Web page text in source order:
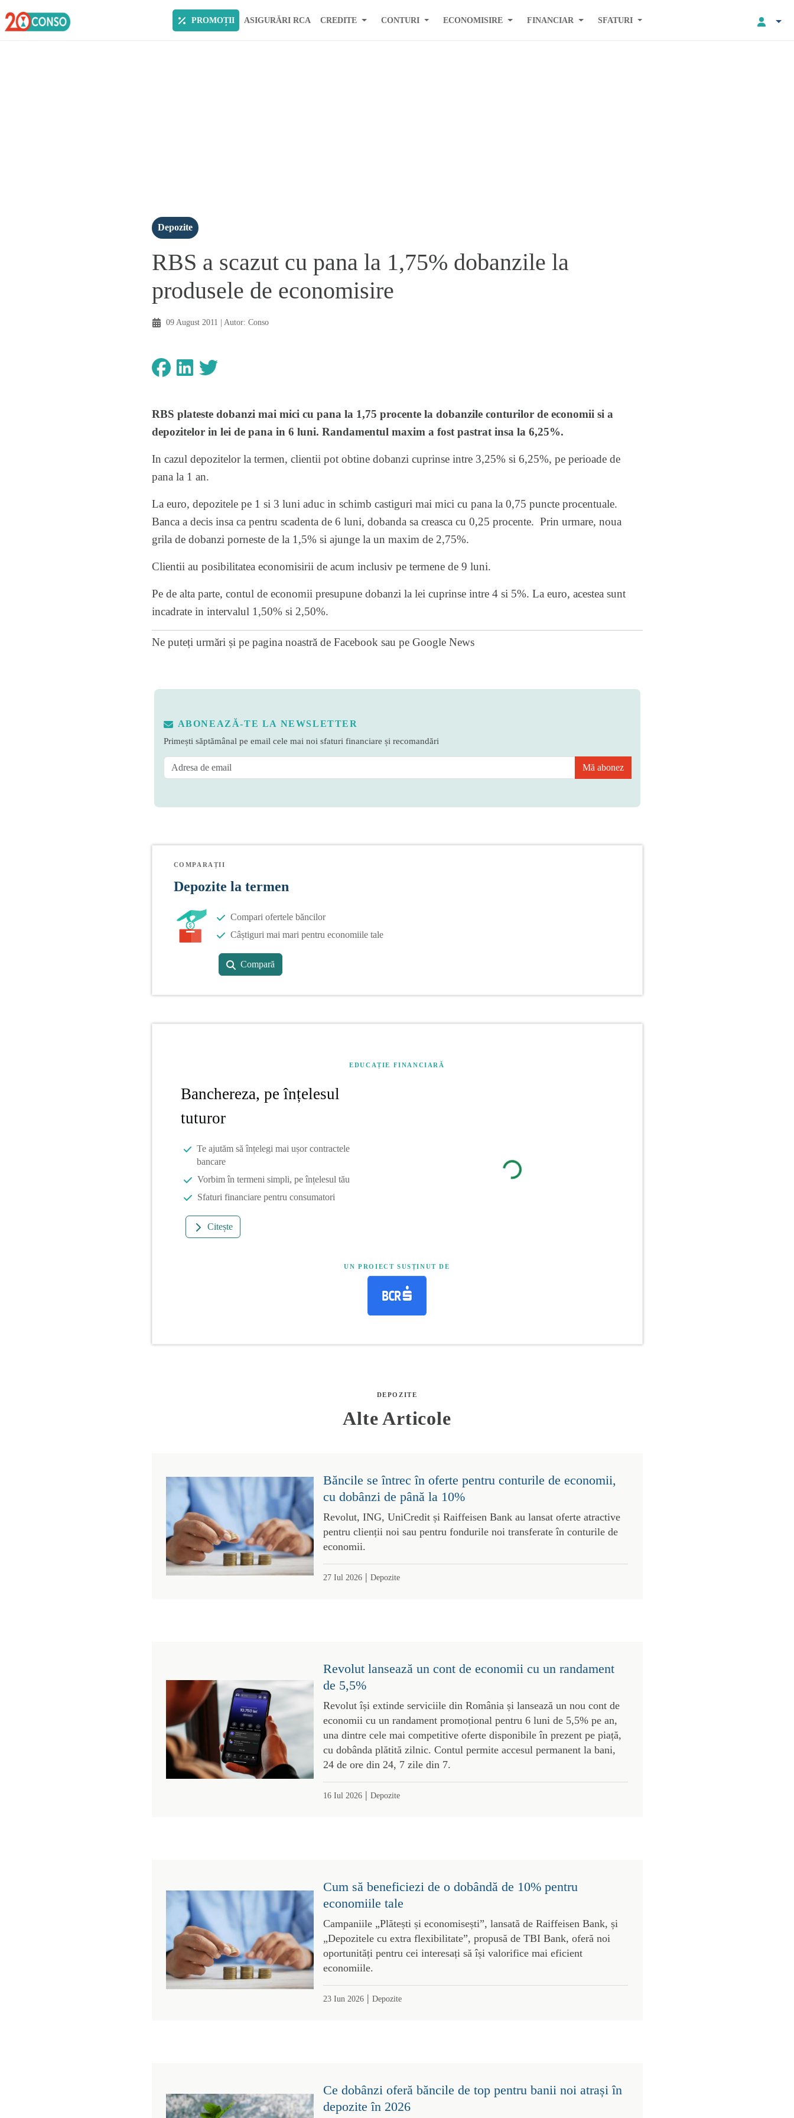
PROMOȚII ASIGURĂRI RCA CREDITE CONTURI ECONOMISIRE FINANCIAR SFATURI
Depozite
RBS a scazut cu pana la 1,75% dobanzile la
produsele de economisire
09 August 2011 | Autor: Conso
RBS plateste dobanzi mai mici cu pana la 1,75 procente la dobanzile conturilor de economii si a
depozitelor in lei de pana in 6 luni. Randamentul maxim a fost pastrat insa la 6,25%.
In cazul depozitelor la termen, clientii pot obtine dobanzi cuprinse intre 3,25% si 6,25%, pe perioade de
pana la 1 an.
La euro, depozitele pe 1 si 3 luni aduc in schimb castiguri mai mici cu pana la 0,75 puncte procentuale.
Banca a decis insa ca pentru scadenta de 6 luni, dobanda sa creasca cu 0,25 procente. Prin urmare, noua
grila de dobanzi porneste de la 1,5% si ajunge la un maxim de 2,75%.
Clientii au posibilitatea economisirii de acum inclusiv pe termene de 9 luni.
Pe de alta parte, contul de economii presupune dobanzi la lei cuprinse intre 4 si 5%. La euro, acestea sunt
incadrate in intervalul 1,50% si 2,50%.
Ne puteți urmări și pe pagina noastră de Facebook sau pe Google News
ABONEAZĂ-TE LA NEWSLETTER
Primești săptămânal pe email cele mai noi sfaturi financiare și recomandări
Mă abonez
COMPARAȚII
Depozite la termen
Compari ofertele băncilor
Câștiguri mai mari pentru economiile tale
Compară
EDUCAȚIE FINANCIARĂ
Banchereza, pe înțelesul
tuturor
Te ajutăm să înțelegi mai ușor contractele
bancare
Vorbim în termeni simpli, pe înțelesul tău
Sfaturi financiare pentru consumatori
Citește
UN PROIECT SUSȚINUT DE
DEPOZITE
Alte Articole
Băncile se întrec în oferte pentru conturile de economii,
cu dobânzi de până la 10%
Revolut, ING, UniCredit și Raiffeisen Bank au lansat oferte atractive
pentru clienții noi sau pentru fondurile noi transferate în conturile de
economii.
27 Iul 2026| Depozite
Revolut lansează un cont de economii cu un randament
de 5,5%
Revolut își extinde serviciile din România și lansează un nou cont de
economii cu un randament promoțional pentru 6 luni de 5,5% pe an,
una dintre cele mai competitive oferte disponibile în prezent pe piață,
cu dobânda plătită zilnic. Contul permite accesul permanent la bani,
24 de ore din 24, 7 zile din 7.
16 Iul 2026| Depozite
Cum să beneficiezi de o dobândă de 10% pentru
economiile tale
Campaniile „Plătești și economisești”, lansată de Raiffeisen Bank, și
„Depozitele cu extra flexibilitate”, propusă de TBI Bank, oferă noi
oportunități pentru cei interesați să își valorifice mai eficient
economiile.
23 Iun 2026| Depozite
Ce dobânzi oferă băncile de top pentru banii noi atrași în
depozite în 2026